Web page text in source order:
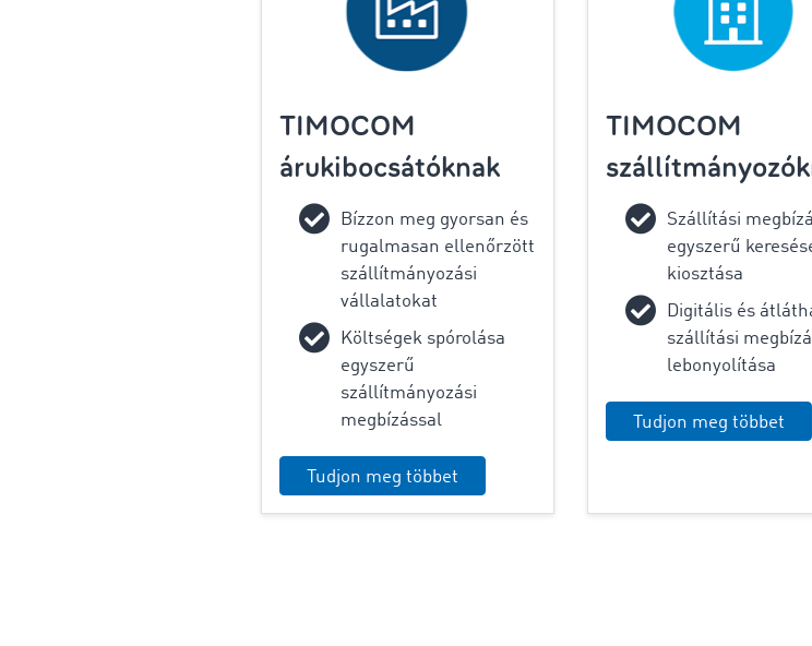
TIMOCOM
árukibocsátóknak
Bízzon meg gyorsan és
rugalmasan ellenőrzött
szállítmányozási
vállalatokat
Költségek spórolása
egyszerű
szállítmányozási
megbízással
Tudjon meg többet
TIMOCOM
Szállítási
egyszerű
kiosztása
Digitális és
szállítási
lebonyolítása
Tudjon meg többet